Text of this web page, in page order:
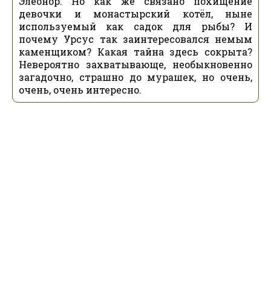
девочки и монастырский котёл, ныне
используемый как садок для рыбы? И
почему Урсус так заинтересовался немым
каменщиком? Какая тайна здесь сокрыта?
Невероятно захватывающе, необыкновенно
загадочно, страшно до мурашек, но очень,
очень, очень интересно.